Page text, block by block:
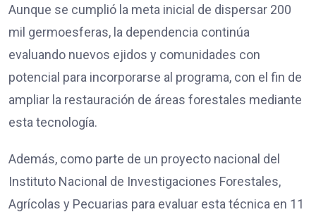
Aunque se cumplió la meta inicial de dispersar 200
mil germoesferas, la dependencia continúa
evaluando nuevos ejidos y comunidades con
potencial para incorporarse al programa, con el fin de
ampliar la restauración de áreas forestales mediante
esta tecnología.
Además, como parte de un proyecto nacional del
Instituto Nacional de Investigaciones Forestales,
Agrícolas y Pecuarias para evaluar esta técnica en 11